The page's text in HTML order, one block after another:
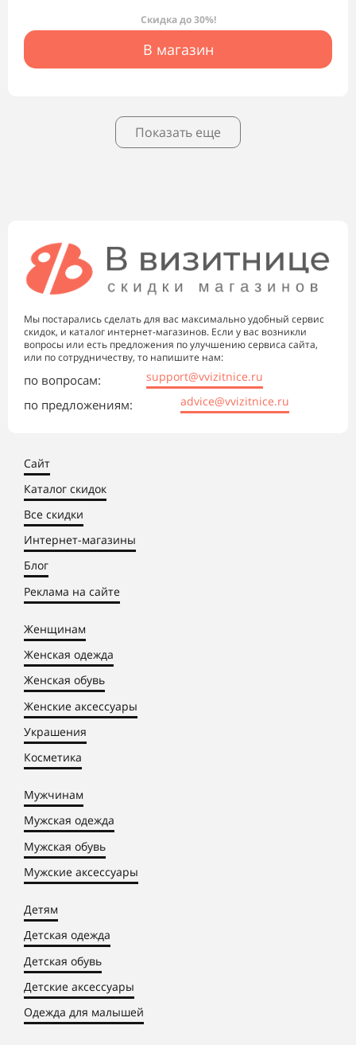
Скидка до 30%!
В магазин
Показать еще
Мы постарались сделать для вас максимально удобный сервис
скидок, и каталог интернет-магазинов. Если у вас возникли
вопросы или есть предложения по улучшению сервиса сайта,
или по сотрудничеству, то напишите нам:
по вопросам: support@vvizitnice.ru
по предложениям: advice@vvizitnice.ru
Сайт
Каталог скидок
Все скидки
Интернет-магазины
Блог
Реклама на сайте
Женщинам
Женская одежда
Женская обувь
Женские аксессуары
Украшения
Косметика
Мужчинам
Мужская одежда
Мужская обувь
Мужские аксессуары
Детям
Детская одежда
Детская обувь
Детские аксессуары
Одежда для малышей